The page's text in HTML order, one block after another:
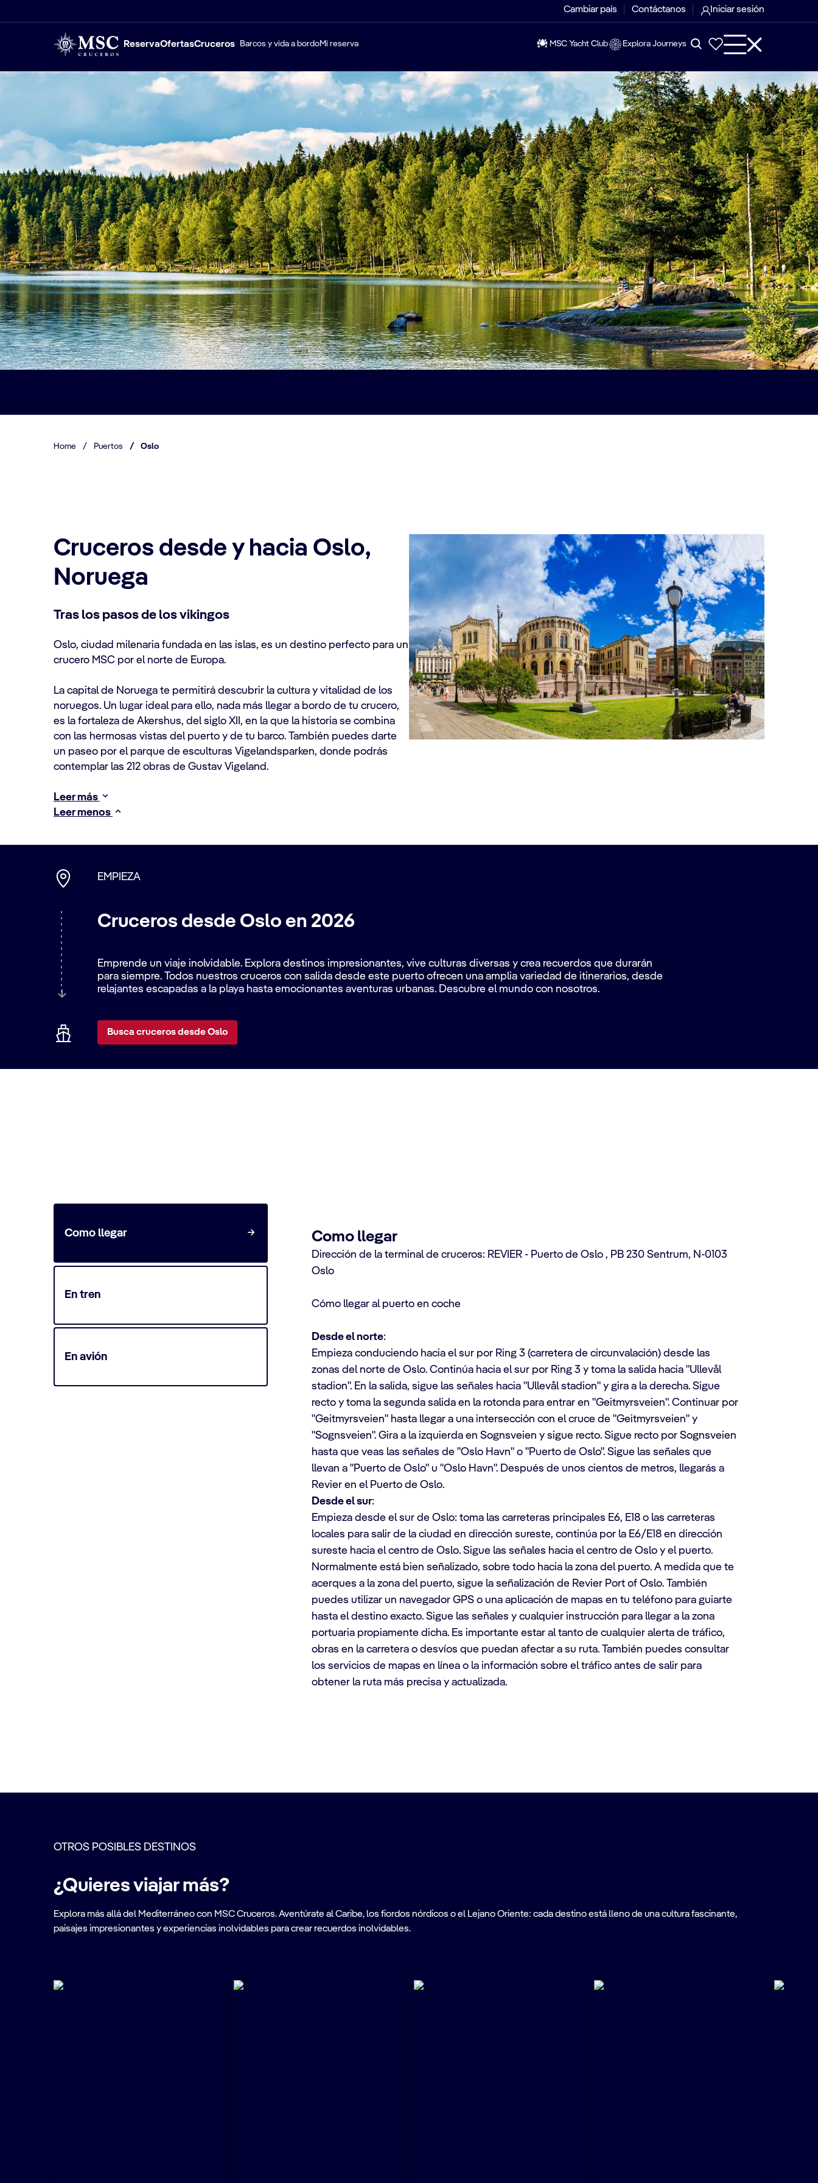
Cambiar país Contáctanos Iniciar sesión
ReservaOfertasCruceros Barcos y vida a bordoMi reserva MSC Yacht Club Explora Journeys
Home / Puertos / Oslo
Cruceros desde y hacia Oslo,
Noruega
Tras los pasos de los vikingos
Oslo, ciudad milenaria fundada en las islas, es un destino perfecto para un
crucero MSC por el norte de Europa.
La capital de Noruega te permitirá descubrir la cultura y vitalidad de los
noruegos. Un lugar ideal para ello, nada más llegar a bordo de tu crucero,
es la fortaleza de Akershus, del siglo XII, en la que la historia se combina
con las hermosas vistas del puerto y de tu barco. También puedes darte
un paseo por el parque de esculturas Vigelandsparken, donde podrás
contemplar las 212 obras de Gustav Vigeland.
Leer más
Leer menos
EMPIEZA
Cruceros desde Oslo en 2026
Emprende un viaje inolvidable. Explora destinos impresionantes, vive culturas diversas y crea recuerdos que durarán
para siempre. Todos nuestros cruceros con salida desde este puerto ofrecen una amplia variedad de itinerarios, desde
relajantes escapadas a la playa hasta emocionantes aventuras urbanas. Descubre el mundo con nosotros.
Busca cruceros desde Oslo
Como llegar Como llegar
Dirección de la terminal de cruceros: REVIER - Puerto de Oslo , PB 230 Sentrum, N-0103
Oslo
Cómo llegar al puerto en coche
Desde el norte:
Empieza conduciendo hacia el sur por Ring 3 (carretera de circunvalación) desde las
zonas del norte de Oslo. Continúa hacia el sur por Ring 3 y toma la salida hacia "Ullevål
stadion". En la salida, sigue las señales hacia "Ullevål stadion" y gira a la derecha. Sigue
recto y toma la segunda salida en la rotonda para entrar en "Geitmyrsveien". Continuar por
"Geitmyrsveien" hasta llegar a una intersección con el cruce de "Geitmyrsveien" y
"Sognsveien". Gira a la izquierda en Sognsveien y sigue recto. Sigue recto por Sognsveien
hasta que veas las señales de "Oslo Havn" o "Puerto de Oslo". Sigue las señales que
llevan a "Puerto de Oslo" u "Oslo Havn". Después de unos cientos de metros, llegarás a
Revier en el Puerto de Oslo.
Desde el sur:
Empieza desde el sur de Oslo: toma las carreteras principales E6, E18 o las carreteras
locales para salir de la ciudad en dirección sureste, continúa por la E6/E18 en dirección
sureste hacia el centro de Oslo. Sigue las señales hacia el centro de Oslo y el puerto.
Normalmente está bien señalizado, sobre todo hacia la zona del puerto. A medida que te
acerques a la zona del puerto, sigue la señalización de Revier Port of Oslo. También
puedes utilizar un navegador GPS o una aplicación de mapas en tu teléfono para guiarte
hasta el destino exacto. Sigue las señales y cualquier instrucción para llegar a la zona
portuaria propiamente dicha. Es importante estar al tanto de cualquier alerta de tráfico,
obras en la carretera o desvíos que puedan afectar a su ruta. También puedes consultar
los servicios de mapas en línea o la información sobre el tráfico antes de salir para
obtener la ruta más precisa y actualizada.
En tren
En avión
OTROS POSIBLES DESTINOS
¿Quieres viajar más?
Explora más allá del Mediterráneo con MSC Cruceros. Aventúrate al Caribe, los fiordos nórdicos o el Lejano Oriente: cada destino está lleno de una cultura fascinante,
paisajes impresionantes y experiencias inolvidables para crear recuerdos inolvidables.